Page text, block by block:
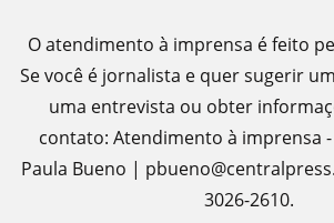
O atendimento à imprensa é feito
Se você é jornalista e quer sugerir
uma entrevista ou obter
contato: Atendimento à imprensa
Paula Bueno |
3026-2610.